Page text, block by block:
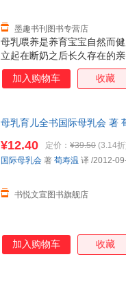
母乳喂养是养育宝宝自然而
立起在断奶之后长久存在的
持，已成为全球妈妈信赖、
可能遇到的所有问题： ★让
炎和更多其他病症 如果你正
墨趣书刊图书专营店
加入购物车 收藏
母乳育儿全书国际母乳会 著
¥12.40 定价： ¥39.50 (3.14
书悦文宣图书旗舰店
国际母乳会 著 荀寿温 译 /2012-
加入购物车 收藏